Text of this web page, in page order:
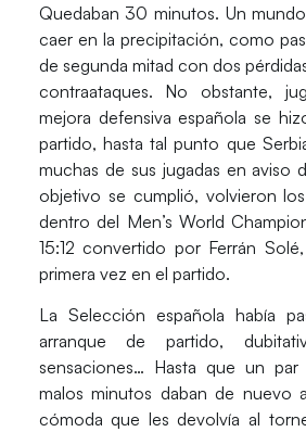
Quedaban 30 minutos. Un
caer en la precipitación, como
de segunda mitad con dos
contraataques. No obstante,
mejora defensiva española se
partido, hasta tal punto que
muchas de sus jugadas en aviso
objetivo se cumplió, volvieron los
dentro del Men’s World
15:12 convertido por Ferrán Solé
primera vez en el partido.
La Selección española había
arranque de partido,
sensaciones… Hasta que un
malos minutos daban de nuevo
cómoda que les devolvía al